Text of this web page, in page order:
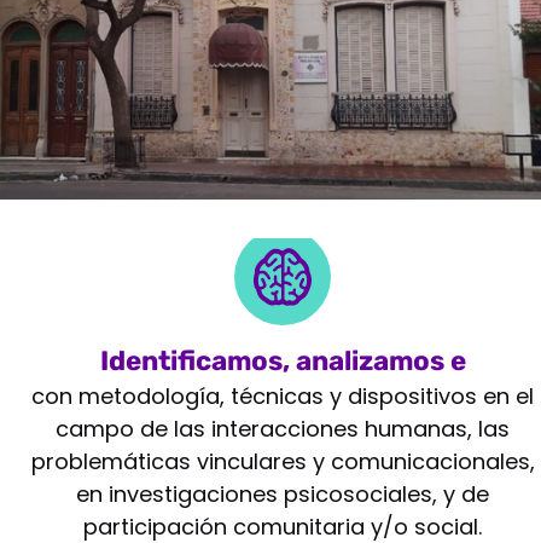
Identificamos, analizamos e
intervenimos
con metodología, técnicas y dispositivos en el
campo de las interacciones humanas, las
problemáticas vinculares y comunicacionales,
en investigaciones psicosociales, y de
participación comunitaria y/o social.